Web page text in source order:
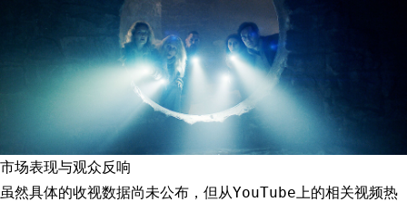
市场表现与观众反响
虽然具体的收视数据尚未公布，但从YouTube上的相关视频热